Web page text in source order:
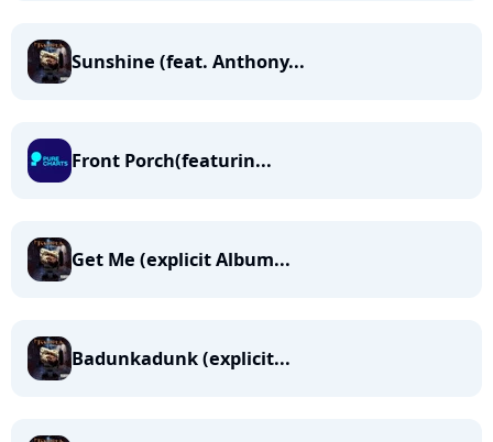
Sunshine (feat. Anthony...
Front Porch(featurin...
Get Me (explicit Album...
Badunkadunk (explicit...